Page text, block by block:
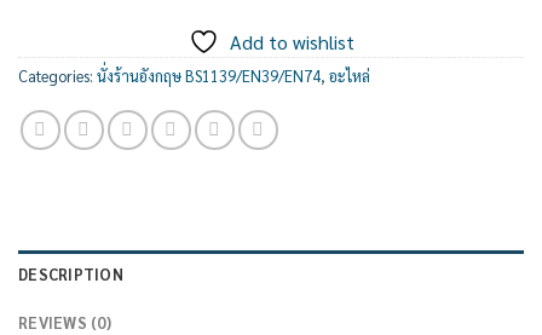
Add to wishlist
Categories: นั่งร้านอังกฤษ BS1139/EN39/EN74, อะไหล่
DESCRIPTION
REVIEWS (0)